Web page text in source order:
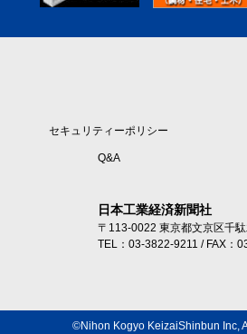
セキュリティーポリシー
Q&A
日本工業経済新聞社
〒113-0022 東京都文京区千
TEL：03-3822-9211 / FAX：
©Nihon Kogyo KeizaiShinbun Inc,